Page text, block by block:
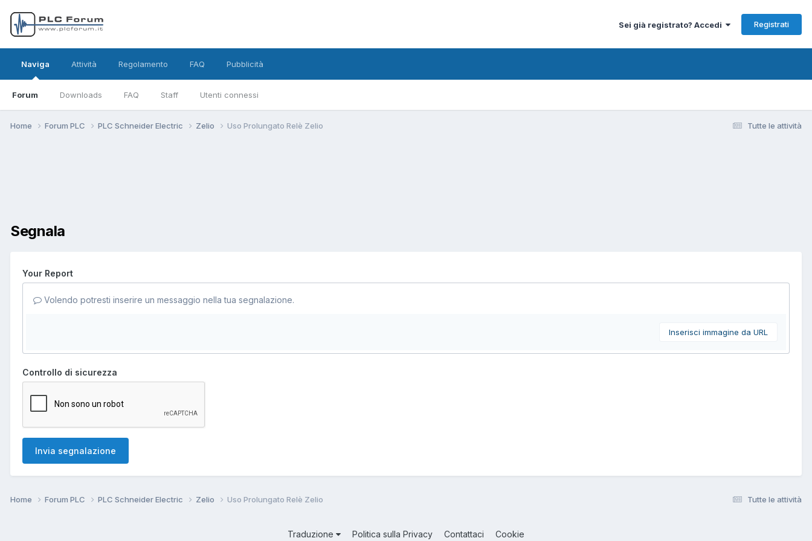
Sei già registrato? Accedi Registrati
Naviga
Forum Downloads FAQ Staff Utenti connessi
Attività Regolamento FAQ Pubblicità
Tutte le attività
Home Forum PLC PLC Schneider Electric Zelio Uso Prolungato Relè Zelio
Segnala
Your Report
Volendo potresti inserire un messaggio nella tua segnalazione.
Inserisci immagine da URL
Controllo di sicurezza
Invia segnalazione
Tutte le attività
Home Forum PLC PLC Schneider Electric Zelio Uso Prolungato Relè Zelio
Traduzione Politica sulla Privacy Contattaci Cookie